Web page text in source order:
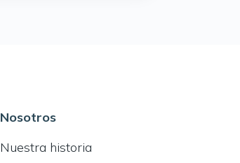
Nosotros
Nuestra historia